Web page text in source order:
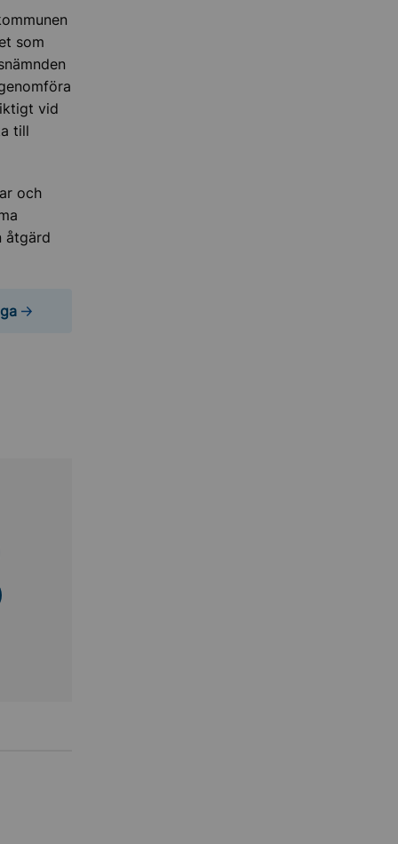
som
vid
till
och
åtgärd